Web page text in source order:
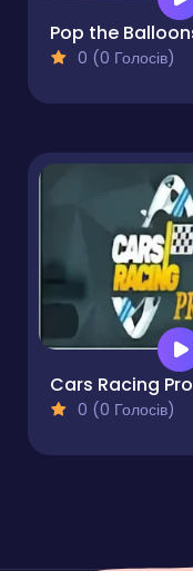
0 (0 Голосів)
Cars Racing Pro
0 (0 Голосів)